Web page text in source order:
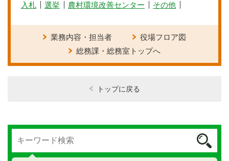
入札
選挙 農村環境改善センター その他
業務内容・担当者
役場フロア図
総務課・総務室トップへ
トップに戻る